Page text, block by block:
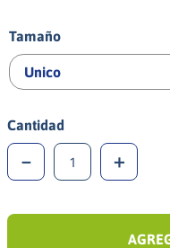
Tamaño
Unico
Cantidad
＋
－